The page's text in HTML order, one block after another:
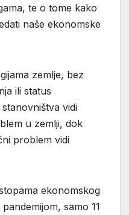
te o tome kako
naše ekonomske
zemlje, bez
ili status
vidi
u zemlji, dok
problem vidi
ekonomskog
samo 11